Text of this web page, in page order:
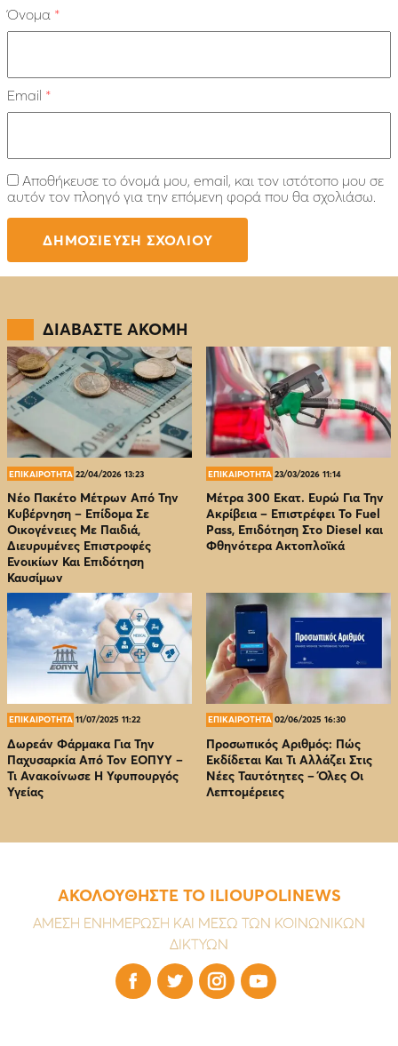
Όνομα *
Email *
Αποθήκευσε το όνομά μου, email, και τον ιστότοπο μου σε
αυτόν τον πλοηγό για την επόμενη φορά που θα σχολιάσω.
ΔΙΑΒΑΣΤΕ ΑΚΟΜΗ
ΕΠΙΚΑΙΡΟΤΗΤΑ 22/04/2026 13:23
Νέο Πακέτο Μέτρων Από Την
Κυβέρνηση – Επίδομα Σε
Οικογένειες Με Παιδιά,
Διευρυμένες Επιστροφές
Ενοικίων Και Επιδότηση
Καυσίμων
ΕΠΙΚΑΙΡΟΤΗΤΑ 23/03/2026 11:14
Μέτρα 300 Εκατ. Ευρώ Για Την
Ακρίβεια – Επιστρέφει Το Fuel
Pass, Επιδότηση Στο Diesel και
Φθηνότερα Ακτοπλοϊκά
ΕΠΙΚΑΙΡΟΤΗΤΑ 11/07/2025 11:22
Δωρεάν Φάρμακα Για Την
Παχυσαρκία Από Τον EOΠΥΥ –
Τι Ανακοίνωσε Η Υφυπουργός
Υγείας
ΕΠΙΚΑΙΡΟΤΗΤΑ 02/06/2025 16:30
Προσωπικός Αριθμός: Πώς
Εκδίδεται Και Τι Αλλάζει Στις
Νέες Ταυτότητες – Όλες Οι
Λεπτομέρειες
ΑΚΟΛΟΥΘΗΣΤΕ ΤΟ ILIOUPOLINEWS
ΑΜΕΣΗ ΕΝΗΜΕΡΩΣΗ ΚΑΙ ΜΕΣΩ ΤΩΝ ΚΟΙΝΩΝΙΚΩΝ
ΔΙΚΤΥΩΝ
   